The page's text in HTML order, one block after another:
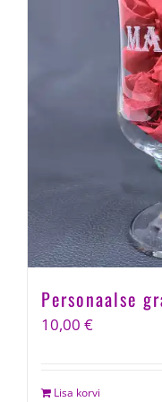
Personaalse
10,00 €
Lisa korvi